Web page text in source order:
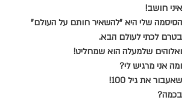
איני חושב!
הסיסמה שלי היא "להשאיר חותם על העולם"
בטרם לכתי לעולם הבא.
ואלוהים שלמעלה הוא שמחליט!
ומה אני מרגיש לי?
שאעבור את גיל 100!
בכמה?